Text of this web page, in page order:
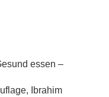
essen –
Ibrahim